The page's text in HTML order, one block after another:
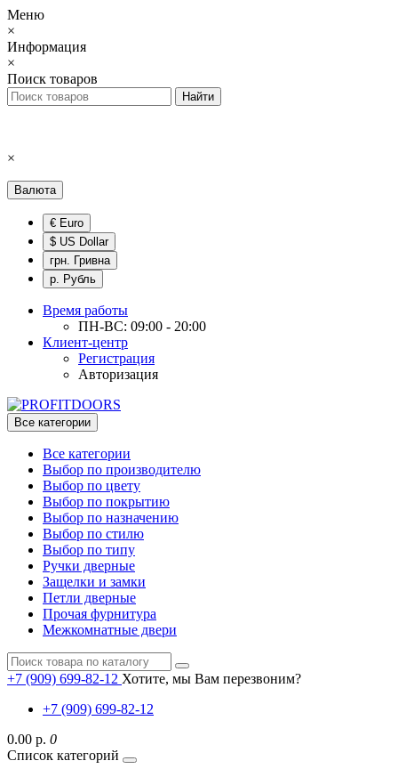
Меню
×
Информация
×
Поиск товаров
×
Валюта
€ Euro
$ US Dollar
грн. Гривна
р. Рубль
Время работы
ПН-ВС: 09:00 - 20:00
Клиент-центр
Регистрация
Авторизация
Все категории
Все категории
Выбор по производителю
Выбор по цвету
Выбор по покрытию
Выбор по назначению
Выбор по стилю
Выбор по типу
Ручки дверные
Защелки и замки
Петли дверные
Прочая фурнитура
Межкомнатные двери
+7 (909) 699-82-12 Хотите, мы Вам перезвоним?
+7 (909) 699-82-12
0.00 р. 0
Список категорий